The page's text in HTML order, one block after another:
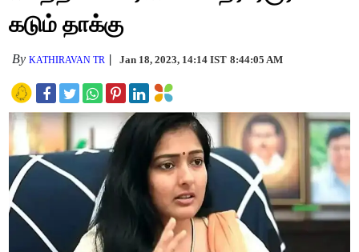
கடும் தாக்கு
ByKATHIRAVAN TR Jan 18, 2023, 14:14 IST 8:44:05 AM